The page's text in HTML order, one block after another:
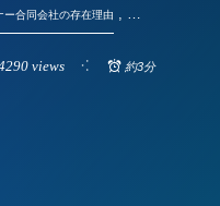
ー合同会社の存在理由
views 約3分